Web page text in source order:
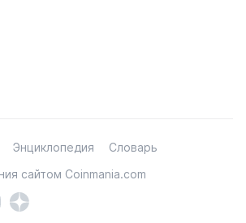
Энциклопедия
Словарь
сайтом Coinmania.com